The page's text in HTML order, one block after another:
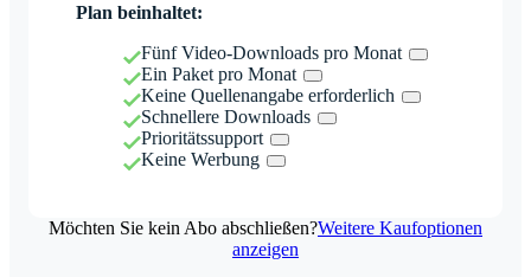
Plan beinhaltet:
Fünf Video-Downloads pro Monat
Ein Paket pro Monat
Keine Quellenangabe erforderlich
Schnellere Downloads
Prioritätssupport
Keine Werbung
Möchten Sie kein Abo abschließen?Weitere Kaufoptionen
anzeigen